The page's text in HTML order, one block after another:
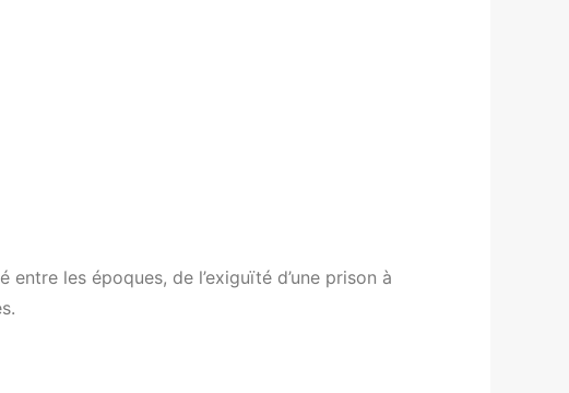
les époques, de l’exiguïté d’une prison à